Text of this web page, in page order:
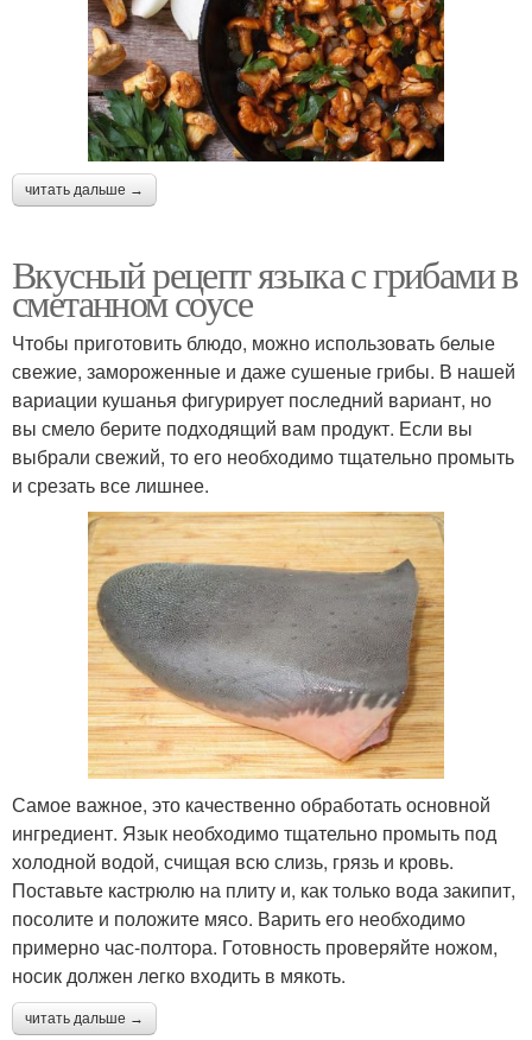
читать дальше →
Вкусный рецепт языка с грибами в
сметанном соусе
Чтобы приготовить блюдо, можно использовать белые
свежие, замороженные и даже сушеные грибы. В нашей
вариации кушанья фигурирует последний вариант, но
вы смело берите подходящий вам продукт. Если вы
выбрали свежий, то его необходимо тщательно промыть
и срезать все лишнее.
Самое важное, это качественно обработать основной
ингредиент. Язык необходимо тщательно промыть под
холодной водой, счищая всю слизь, грязь и кровь.
Поставьте кастрюлю на плиту и, как только вода закипит,
посолите и положите мясо. Варить его необходимо
примерно час-полтора. Готовность проверяйте ножом,
носик должен легко входить в мякоть.
читать дальше →